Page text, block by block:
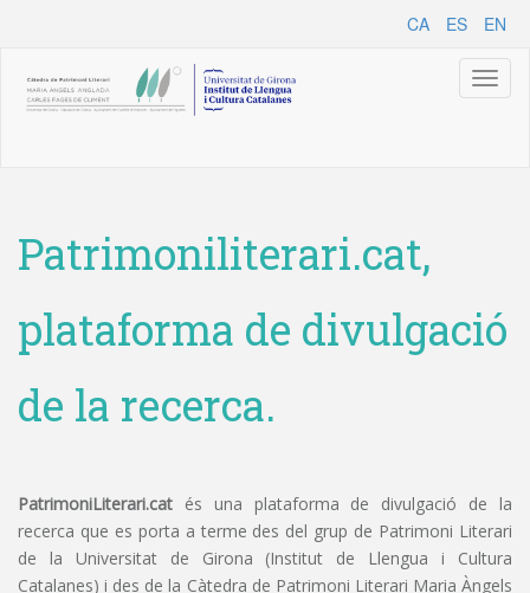
CA ES EN
Patrimoniliterari.cat,
plataforma de divulgació
de la recerca.
PatrimoniLiterari.cat és una plataforma de divulgació de la
recerca que es porta a terme des del grup de Patrimoni Literari
de la Universitat de Girona (Institut de Llengua i Cultura
Catalanes) i des de la Càtedra de Patrimoni Literari Maria Àngels